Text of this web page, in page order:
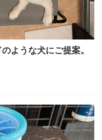
ような犬にご提案。